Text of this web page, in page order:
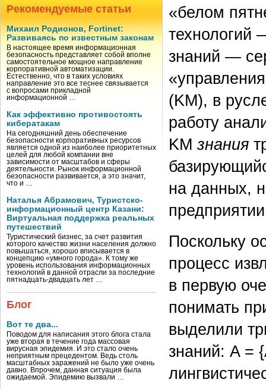
Рекомендуемые статьи
Михаил Родионов, Fortinet:
Развиваясь по известным законам
В настоящее время информационная
безопасность представляет собой вполне
самостоятельное мощное направление
корпоративной автоматизации.
Естественно, что в таких условиях
направление это все теснее связывается
с вопросами прикладной
информационной …
Как эффективно противостоять
кибератакам
На сегодняшний день обеспечение
безопасности корпоративных ресурсов
является одной из наиболее приоритетных
целей для любой компании вне
зависимости от масштабов и сферы
деятельности. Рынок информационной
безопасности развивается, а это значит,
что и …
Наталья Абрамович, Туристско-
информационный центр Казани:
Виртуальная поддержка реальных
путешествий
Туристический бизнес, за счет развития
которого качество жизни населения должно
повышаться, хорошо вписывается в
концепцию «умного города». К тому же
уровень использования информационных
технологий в данной отрасли за последние
пятнадцать-двадцать лет …
Блог
Вот те два...
Поводом для написания этого блога стала
уже вторая в течение года массовая
вирусная эпидемия. И это стало очень
неприятным прецедентом. Ведь столь
масштабных заражений не было уже очень
давно. Впрочем, данная ситуация была
ожидаемой. Эпидемию вызвали …
«белом
технологий
знаний —
(KM), в
работу
KM знания
на данных,
Поскольку
процесс
в первую
понимать
выделили
знаний: A =